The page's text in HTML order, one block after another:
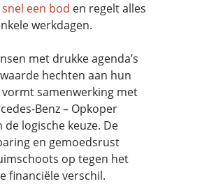
een bod en regelt alles
werkdagen.
met drukke agenda’s
hechten aan hun
samenwerking met
Benz – Opkoper
de logische keuze. De
en gemoedsrust
op tegen het
financiële verschil.